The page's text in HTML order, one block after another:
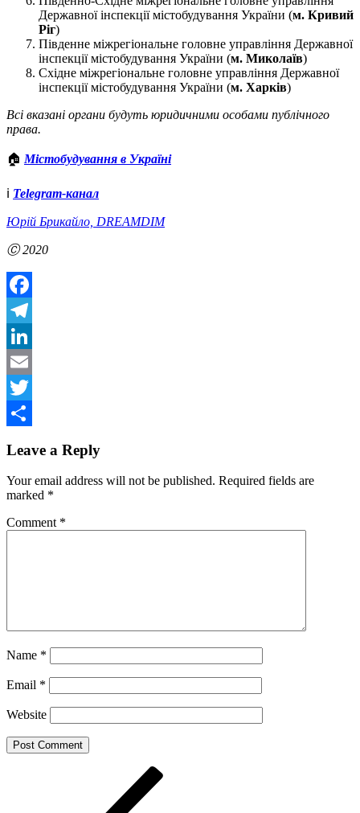
Державної інспекції містобудування України (м. Кривий
Ріг)
Південне міжрегіональне головне управління Державної
інспекції містобудування України (м. Миколаїв)
Східне міжрегіональне головне управління Державної
інспекції містобудування України (м. Харків)
Всі вказані органи будуть юридичними особами публічного
права.
🏠 Містобудування в Україні
ℹ️ Telegram-канал
Юрій Брикайло, DREAMDIM
Ⓒ 2020
Facebook
Telegram
LinkedIn
Email
Twitter
Leave a Reply
Your email address will not be published. Required fields are
marked *
Comment *
Name *
Email *
Website